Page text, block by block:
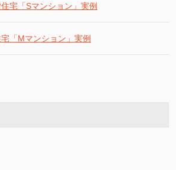
宅「Sマンション」実例
「Mマンション」実例